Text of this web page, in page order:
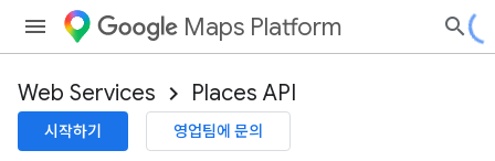
Maps Platform
Web Services Places API
시작하기 영업팀에 문의